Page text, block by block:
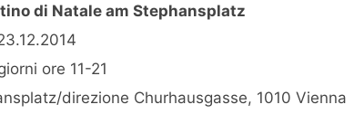
di Natale am Stephansplatz
ore 11-21
direzione Churhausgasse, 1010 Vienna